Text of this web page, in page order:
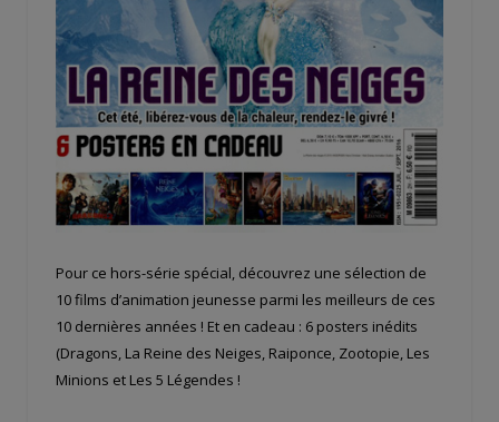
Pour ce hors-série spécial, découvrez une sélection de
10 films d’animation jeunesse parmi les meilleurs de ces
10 dernières années ! Et en cadeau : 6 posters inédits
(Dragons, La Reine des Neiges, Raiponce, Zootopie, Les
Minions et Les 5 Légendes !